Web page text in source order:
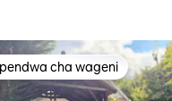
cha wageni
cha wageni